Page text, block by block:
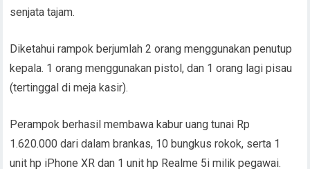
senjata tajam.
Diketahui rampok berjumlah 2 orang menggunakan penutup
kepala. 1 orang menggunakan pistol, dan 1 orang lagi pisau
(tertinggal di meja kasir).
Perampok berhasil membawa kabur uang tunai Rp
1.620.000 dari dalam brankas, 10 bungkus rokok, serta 1
unit hp iPhone XR dan 1 unit hp Realme 5i milik pegawai.